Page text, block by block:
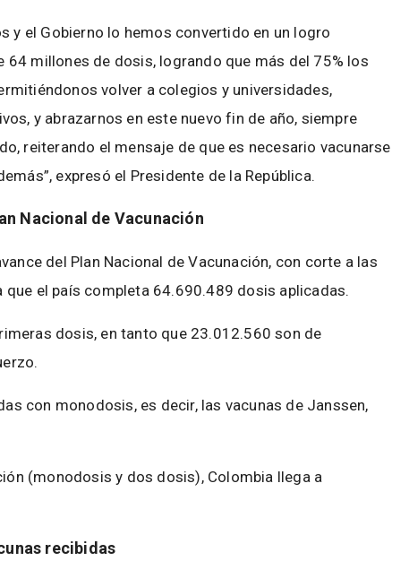
y el Gobierno lo hemos convertido en un logro
millones de dosis, logrando que más del 75% los
volver a colegios y universidades,
y abrazarnos en este nuevo fin de año, siempre
reiterando el mensaje de que es necesario vacunarse
expresó el Presidente de la República.
Nacional de Vacunación
del Plan Nacional de Vacunación, con corte a las
el país completa 64.690.489 dosis aplicadas.
dosis, en tanto que 23.012.560 son de
con monodosis, es decir, las vacunas de Janssen,
(monodosis y dos dosis), Colombia llega a
recibidas